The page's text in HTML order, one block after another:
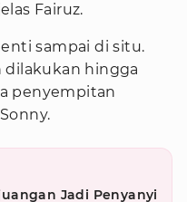
Fairuz.
sampai di situ.
dilakukan hingga
penyempitan
Jadi Penyanyi